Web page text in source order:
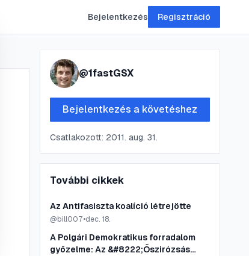
Bejelentkezés Regisztráció
@1fastGSX
Bejelentkezés a követéshez
Csatlakozott: 2011. aug. 31.
További cikkek
Az Antifasiszta koalíció létrejötte
@ bill007•dec. 18.
A Polgári Demokratikus forradalom
győzelme: Az &#8222;Őszirózsás